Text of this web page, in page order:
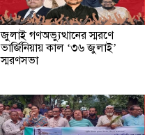
জুলাই গণঅভ্যুত্থানের স্মরণে
ভার্জিনিয়ায় কাল ‘৩৬ জুলাই’
স্মরণসভা